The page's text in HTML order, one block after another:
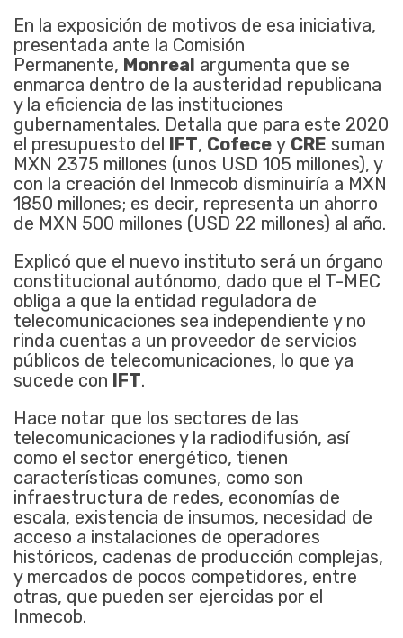
En la exposición de motivos de esa iniciativa,
presentada ante la Comisión
Permanente, Monreal argumenta que se
enmarca dentro de la austeridad republicana
y la eficiencia de las instituciones
gubernamentales. Detalla que para este 2020
el presupuesto del IFT, Cofece y CRE suman
MXN 2375 millones (unos USD 105 millones), y
con la creación del Inmecob disminuiría a MXN
1850 millones; es decir, representa un ahorro
de MXN 500 millones (USD 22 millones) al año.
Explicó que el nuevo instituto será un órgano
constitucional autónomo, dado que el T-MEC
obliga a que la entidad reguladora de
telecomunicaciones sea independiente y no
rinda cuentas a un proveedor de servicios
públicos de telecomunicaciones, lo que ya
sucede con IFT.
Hace notar que los sectores de las
telecomunicaciones y la radiodifusión, así
como el sector energético, tienen
características comunes, como son
infraestructura de redes, economías de
escala, existencia de insumos, necesidad de
acceso a instalaciones de operadores
históricos, cadenas de producción complejas,
y mercados de pocos competidores, entre
otras, que pueden ser ejercidas por el
Inmecob.